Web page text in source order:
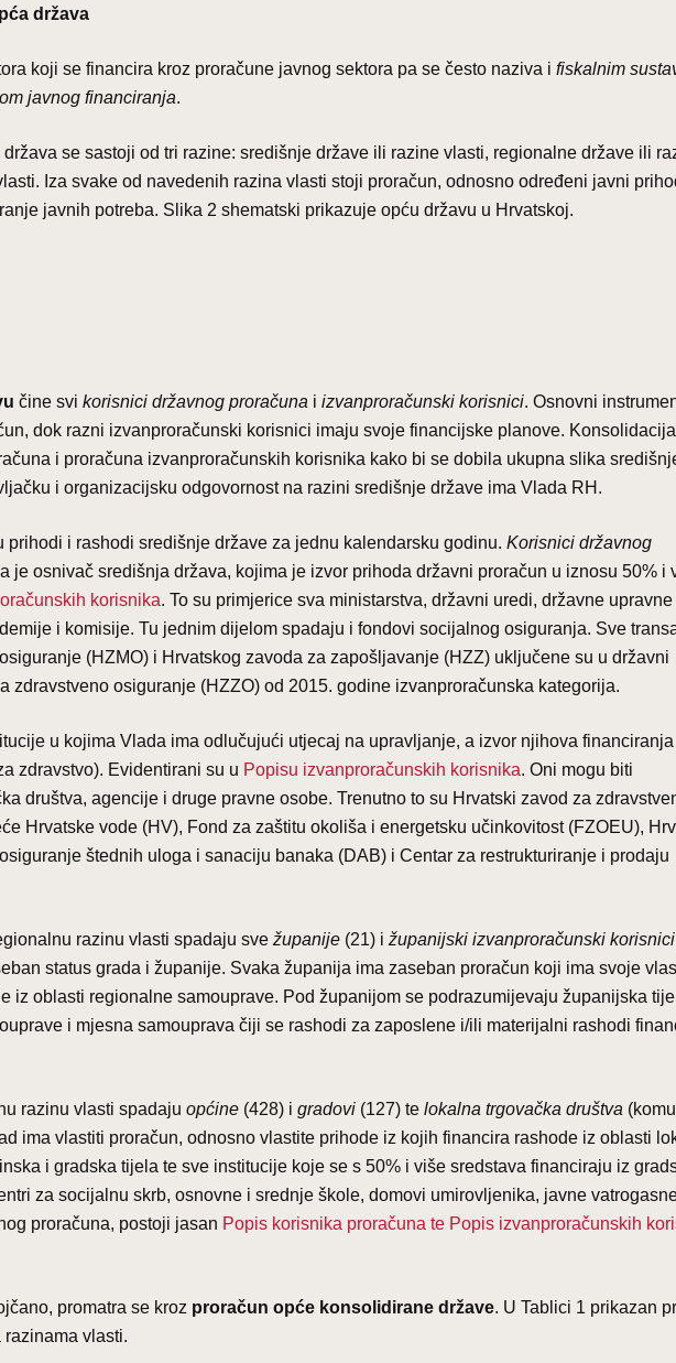
država
koji se financira kroz proračune javnog sektora pa se često naziva i fiskalnim
javnog financiranja.
se sastoji od tri razine: središnje države ili razine vlasti, regionalne države ili
Iza svake od navedenih razina vlasti stoji proračun, odnosno određeni javni
javnih potreba. Slika 2 shematski prikazuje opću državu u Hrvatskoj.
čine svi korisnici državnog proračuna i izvanproračunski korisnici. Osnovni
dok razni izvanproračunski korisnici imaju svoje financijske planove.
i proračuna izvanproračunskih korisnika kako bi se dobila ukupna slika
i organizacijsku odgovornost na razini središnje države ima Vlada RH.
prihodi i rashodi središnje države za jednu kalendarsku godinu. Korisnici državnog
je osnivač središnja država, kojima je izvor prihoda državni proračun u iznosu 50% i
korisnika. To su primjerice sva ministarstva, državni uredi, državne upravne
i komisije. Tu jednim dijelom spadaju i fondovi socijalnog osiguranja. Sve
(HZMO) i Hrvatskog zavoda za zapošljavanje (HZZ) uključene su u državni
zdravstveno osiguranje (HZZO) od 2015. godine izvanproračunska kategorija.
u kojima Vlada ima odlučujući utjecaj na upravljanje, a izvor njihova
zdravstvo). Evidentirani su u Popisu izvanproračunskih korisnika. Oni mogu biti
društva, agencije i druge pravne osobe. Trenutno to su Hrvatski zavod za
Hrvatske vode (HV), Fond za zaštitu okoliša i energetsku učinkovitost (FZOEU),
štednih uloga i sanaciju banaka (DAB) i Centar za restrukturiranje i prodaju
razinu vlasti spadaju sve županije (21) i županijski izvanproračunski korisnici
status grada i županije. Svaka županija ima zaseban proračun koji ima svoje
iz oblasti regionalne samouprave. Pod županijom se podrazumijevaju županijska
i mjesna samouprava čiji se rashodi za zaposlene i/ili materijalni rashodi
razinu vlasti spadaju općine (428) i gradovi (127) te lokalna trgovačka društva
ima vlastiti proračun, odnosno vlastite prihode iz kojih financira rashode iz oblasti
i gradska tijela te sve institucije koje se s 50% i više sredstava financiraju iz
za socijalnu skrb, osnovne i srednje škole, domovi umirovljenika, javne
proračuna, postoji jasan Popis korisnika proračuna te Popis izvanproračunskih
promatra se kroz proračun opće konsolidirane države. U Tablici 1 prikazan
vlasti.